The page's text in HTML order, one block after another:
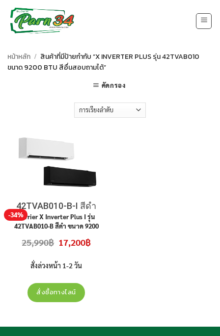
content
หน้าหลัก / สินค้าที่มีป้ายกำกับ “X INVERTER PLUS รุ่น 42TVAB010
ขนาด 9200 BTU สีอื่นสอบถามได้”
คัดกรอง
-34%
42TVAB010-B-I สีดำ
Carrier X Inverter Plus I รุ่น
42TVAB010-B สีดำ ขนาด 9200
รวมติดตั้ง
25,990฿ Original
price
25,990฿.
17,200฿Current
price
สั่งล่วงหน้า 1-2 วัน
สั่งซื้อทางไลน์